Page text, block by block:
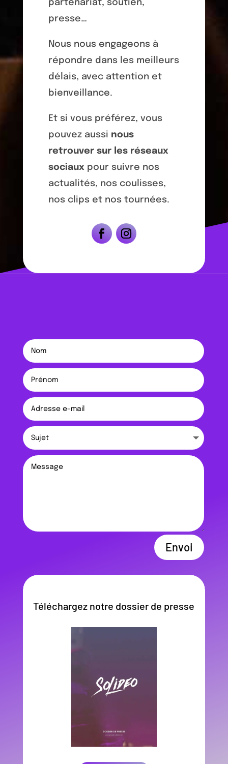
partenariat, soutien,
presse…
Nous nous engageons à
répondre dans les meilleurs
délais, avec attention et
bienveillance.
Et si vous préférez, vous
pouvez aussi nous
retrouver sur les réseaux
sociaux pour suivre nos
actualités, nos coulisses,
nos clips et nos tournées.
Envoi
Téléchargez notre dossier de presse